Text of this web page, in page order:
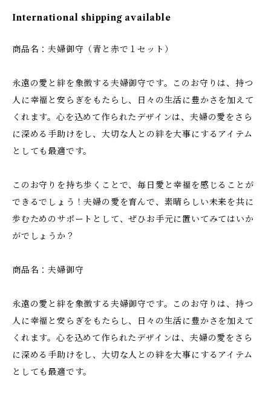
International shipping available
商品名：夫婦御守（青と赤で１セット）
永遠の愛と絆を象徴する夫婦御守です。このお守りは、持つ
人に幸福と安らぎをもたらし、日々の生活に豊かさを加えて
くれます。心を込めて作られたデザインは、夫婦の愛をさら
に深める手助けをし、大切な人との絆を大事にするアイテム
としても最適です。
このお守りを持ち歩くことで、毎日愛と幸福を感じることが
できるでしょう！夫婦の愛を育んで、素晴らしい未来を共に
歩むためのサポートとして、ぜひお手元に置いてみてはいか
がでしょうか？
商品名：夫婦御守
永遠の愛と絆を象徴する夫婦御守です。このお守りは、持つ
人に幸福と安らぎをもたらし、日々の生活に豊かさを加えて
くれます。心を込めて作られたデザインは、夫婦の愛をさら
に深める手助けをし、大切な人との絆を大事にするアイテム
としても最適です。